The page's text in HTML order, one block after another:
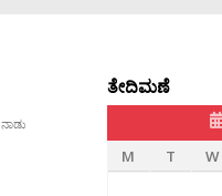
ನಾಡು
ತೇದಿಮಣೆ
M
T W